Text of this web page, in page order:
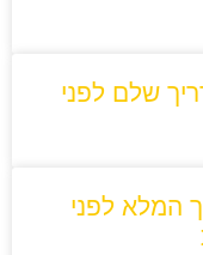
שלם לפני
המלא לפני